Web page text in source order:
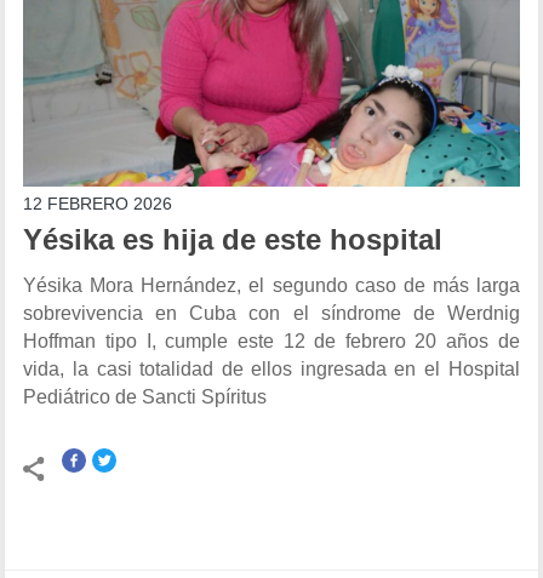
12 FEBRERO 2026
Yésika es hija de este hospital
Yésika Mora Hernández, el segundo caso de más larga
sobrevivencia en Cuba con el síndrome de Werdnig
Hoffman tipo I, cumple este 12 de febrero 20 años de
vida, la casi totalidad de ellos ingresada en el Hospital
Pediátrico de Sancti Spíritus